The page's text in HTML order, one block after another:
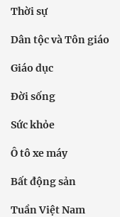
Thời sự
Dân tộc và Tôn giáo
Giáo dục
Đời sống
Sức khỏe
Ô tô xe máy
Bất động sản
Tuần Việt Nam